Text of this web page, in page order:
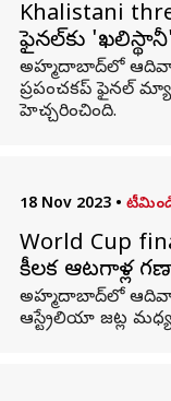
Khalistani
ఫైనల్‌కు
అహ్మదాబాద్‌లో
ప్రపంచకప్ ఫైనల్
హెచ్చరించింది.
18 Nov 2023 •
World Cup
కీలక ఆటగాళ్ల
అహ్మదాబాద్‌లో
ఆస్ట్రేలియా జట్ల